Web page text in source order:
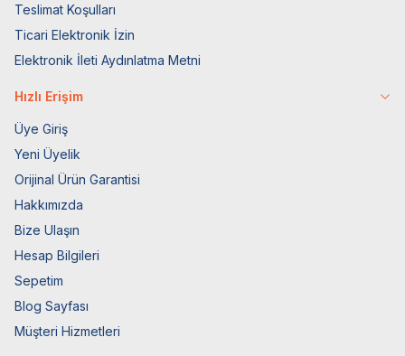
Teslimat Koşulları
Ticari Elektronik İzin
Elektronik İleti Aydınlatma Metni
Hızlı Erişim
Üye Giriş
Yeni Üyelik
Orijinal Ürün Garantisi
Hakkımızda
Bize Ulaşın
Hesap Bilgileri
Sepetim
Blog Sayfası
Müşteri Hizmetleri